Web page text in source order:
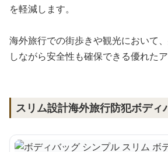
を軽減します。
海外旅行での街歩きや観光において
しながら安全性も確保できる優れたア
スリム設計海外旅行防犯ボディ